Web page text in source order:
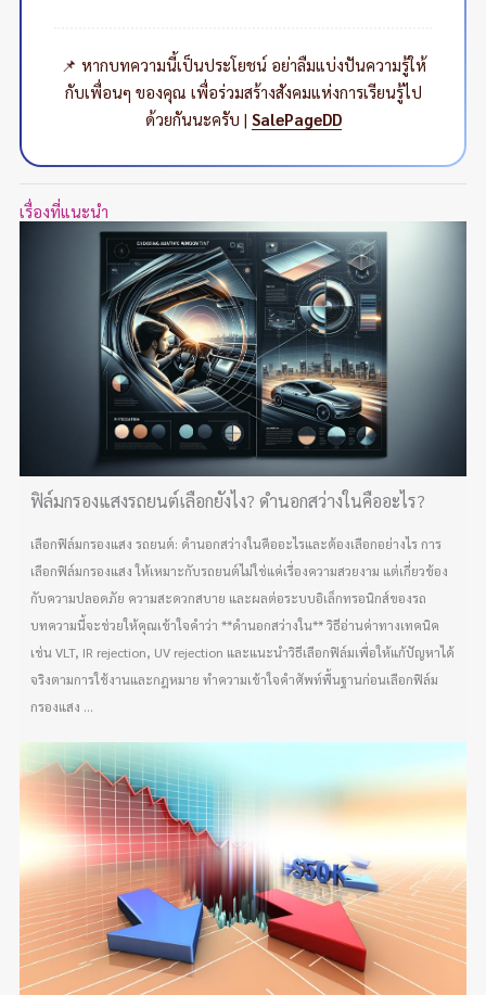
📌 หากบทความนี้เป็นประโยชน์ อย่าลืมแบ่งปันความรู้ให้
กับเพื่อนๆ ของคุณ เพื่อร่วมสร้างสังคมแห่งการเรียนรู้ไป
ด้วยกันนะครับ | SalePageDD
เรื่องที่แนะนำ
ฟิล์มกรองแสงรถยนต์เลือกยังไง? ดำนอกสว่างในคืออะไร?
เลือกฟิล์มกรองแสง รถยนต์: ดำนอกสว่างในคืออะไรและต้องเลือกอย่างไร การ
เลือกฟิล์มกรองแสง ให้เหมาะกับรถยนต์ไม่ใช่แค่เรื่องความสวยงาม แต่เกี่ยวข้อง
กับความปลอดภัย ความสะดวกสบาย และผลต่อระบบอิเล็กทรอนิกส์ของรถ
บทความนี้จะช่วยให้คุณเข้าใจคำว่า **ดำนอกสว่างใน** วิธีอ่านค่าทางเทคนิค
เช่น VLT, IR rejection, UV rejection และแนะนำวิธีเลือกฟิล์มเพื่อให้แก้ปัญหาได้
จริงตามการใช้งานและกฎหมาย ทำความเข้าใจคำศัพท์พื้นฐานก่อนเลือกฟิล์ม
กรองแสง ...